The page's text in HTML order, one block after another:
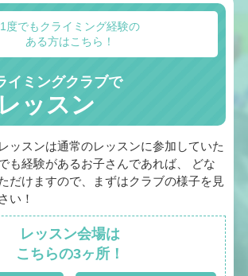
1度でもクライミング経験の
ある方はこちら！
イミングクラブで
ッスン
ッスンは通常のレッスンに参加していた
も経験があるお子さんであれば、 どな
だけますので、まずはクラブの様子を見
い！
レッスン会場は
こちらの3ヶ所！